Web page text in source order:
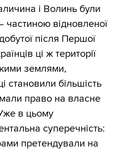
і Волинь були
частиною відновленої
після Першої
ці ж території
землями,
становили більшість
право на власне
в цьому
суперечність:
претендували на